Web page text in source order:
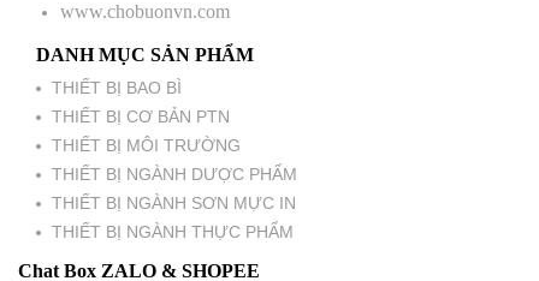
www.chobuonvn.com
DANH MỤC SẢN PHẨM
THIẾT BỊ BAO BÌ
THIẾT BỊ CƠ BẢN PTN
THIẾT BỊ MÔI TRƯỜNG
THIẾT BỊ NGÀNH DƯỢC PHẨM
THIẾT BỊ NGÀNH SƠN MỰC IN
THIẾT BỊ NGÀNH THỰC PHẨM
Chat Box ZALO & SHOPEE